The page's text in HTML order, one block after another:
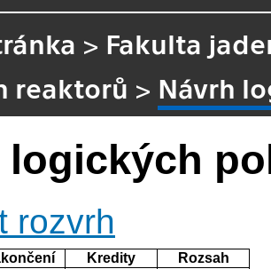
> Fakulta
reaktorů > Návrh
logických
rozvrh
Kredity
Rozsah